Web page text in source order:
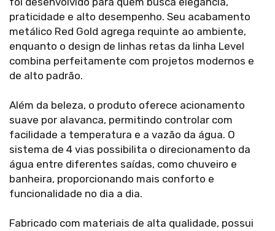
praticidade e alto desempenho. Seu acabamento
metálico Red Gold agrega requinte ao ambiente,
enquanto o design de linhas retas da linha Level
combina perfeitamente com projetos modernos e
de alto padrão.
Além da beleza, o produto oferece acionamento
suave por alavanca, permitindo controlar com
facilidade a temperatura e a vazão da água. O
sistema de 4 vias possibilita o direcionamento da
água entre diferentes saídas, como chuveiro e
banheira, proporcionando mais conforto e
funcionalidade no dia a dia.
Fabricado com materiais de alta qualidade, possui